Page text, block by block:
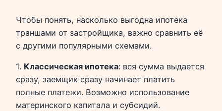
Чтобы понять, насколько выгодна ипотека
траншами от застройщика, важно сравнить её
с другими популярными схемами.
1. Классическая ипотека: вся сумма выдается
сразу, заемщик сразу начинает платить
полные платежи. Возможно использование
материнского капитала и субсидий.